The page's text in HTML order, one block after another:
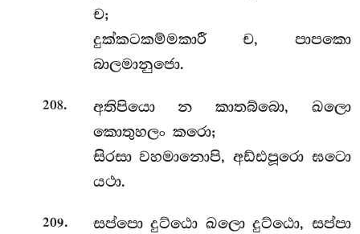
ච;
දුක්කටකම්මකාරී ච, පාපකො
බාලමානුජො.
208. අතිපියොන කාතබ්බො, ඛලො
කොතුහලං කරො;
සිරසා වහමානොපි, අඩ්ඪපූරො ඝටො
යථා.
209.
සප්පො දුට්ඨො ඛලො දුට්ඨො, සප්පා